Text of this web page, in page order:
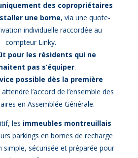
des copropriétaires
une borne, via une quote-
individuelle raccordée au
compteur Linky.
pour les résidents qui ne
pas s’équiper.
possible dès la première
l’accord de l’ensemble des
en Assemblée Générale.
les immeubles montreuillais
parkings en bornes de recharge
simple, sécurisée et préparée pour